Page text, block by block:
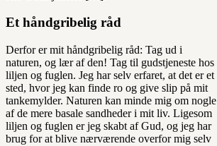
Et håndgribelig råd
Derfor er mit håndgribelig råd: Tag ud i
naturen, og lær af den! Tag til gudstjeneste hos
liljen og fuglen. Jeg har selv erfaret, at det er et
sted, hvor jeg kan finde ro og give slip på mit
tankemylder. Naturen kan minde mig om nogle
af de mere basale sandheder i mit liv. Ligesom
liljen og fuglen er jeg skabt af Gud, og jeg har
brug for at blive nærværende overfor mig selv